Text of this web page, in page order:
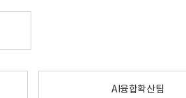
AI융합확산팀